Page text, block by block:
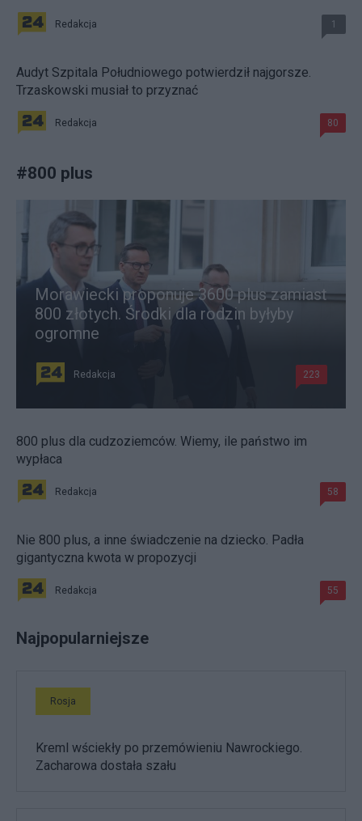
Redakcja 1
Audyt Szpitala Południowego potwierdził najgorsze.
Trzaskowski musiał to przyznać
Redakcja 80
#800 plus
Morawiecki proponuje 3600 plus zamiast
800 złotych. Środki dla rodzin byłyby
ogromne
Redakcja 223
800 plus dla cudzoziemców. Wiemy, ile państwo im
wypłaca
Redakcja 58
Nie 800 plus, a inne świadczenie na dziecko. Padła
gigantyczna kwota w propozycji
Redakcja 55
Najpopularniejsze
Rosja
Kreml wściekły po przemówieniu Nawrockiego.
Zacharowa dostała szału